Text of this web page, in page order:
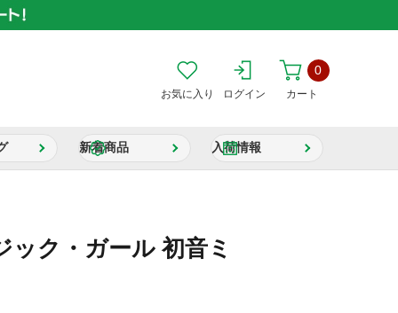
お気に入り ログイン カート
0
新着商品 入荷情報
ック・ガール 初音ミ